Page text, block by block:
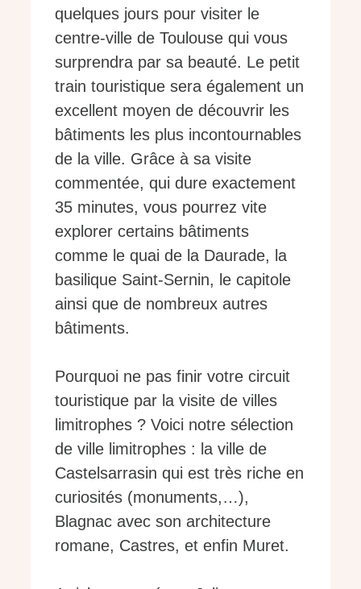
quelques jours pour visiter le
centre-ville de Toulouse qui vous
surprendra par sa beauté. Le petit
train touristique sera également un
excellent moyen de découvrir les
bâtiments les plus incontournables
de la ville. Grâce à sa visite
commentée, qui dure exactement
35 minutes, vous pourrez vite
explorer certains bâtiments
comme le quai de la Daurade, la
basilique Saint-Sernin, le capitole
ainsi que de nombreux autres
bâtiments.
Pourquoi ne pas finir votre circuit
touristique par la visite de villes
limitrophes ? Voici notre sélection
de ville limitrophes : la ville de
Castelsarrasin qui est très riche en
curiosités (monuments,…),
Blagnac avec son architecture
romane, Castres, et enfin Muret.